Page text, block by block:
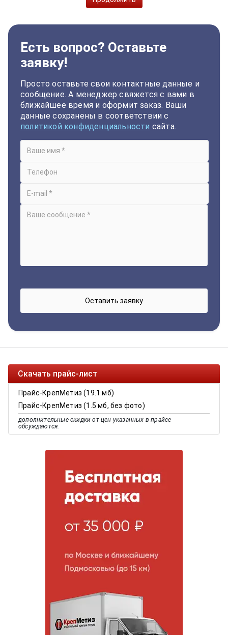
Есть вопрос? Оставьте
заявку!
Просто оставьте свои контактные данные и
сообщение. А менеджер свяжется с вами в
ближайшее время и оформит заказ. Ваши
данные сохранены в соответствии с
политикой конфиденциальности сайта.
Скачать прайс-лист
Прайс-КрепМетиз (19.1 мб)
Прайс-КрепМетиз (1.5 мб, без фото)
дополнительные скидки от цен указанных в прайсе
обсуждаются.